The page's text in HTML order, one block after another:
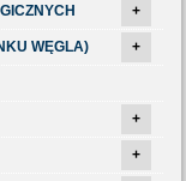
+
WĘGLA) +
+
+